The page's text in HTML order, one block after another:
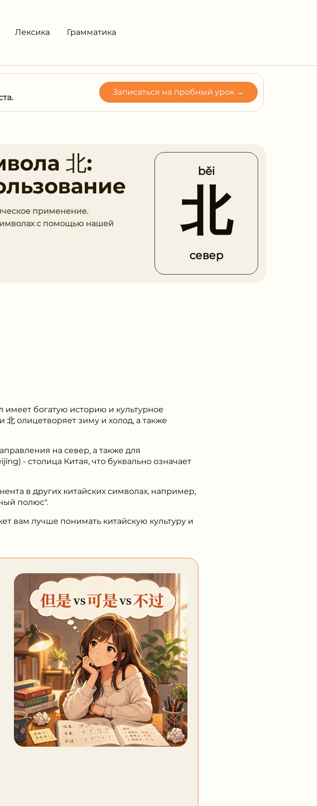
Лексика Грамматика
Записаться на пробный урок →
北:
применение.
с помощью нашей
běi
北
север
имеет богатую историю и культурное
олицетворяет зиму и холод, а также
на север, а также для
- столица Китая, что буквально означает
в других китайских символах, например,
полюс".
вам лучше понимать китайскую культуру и